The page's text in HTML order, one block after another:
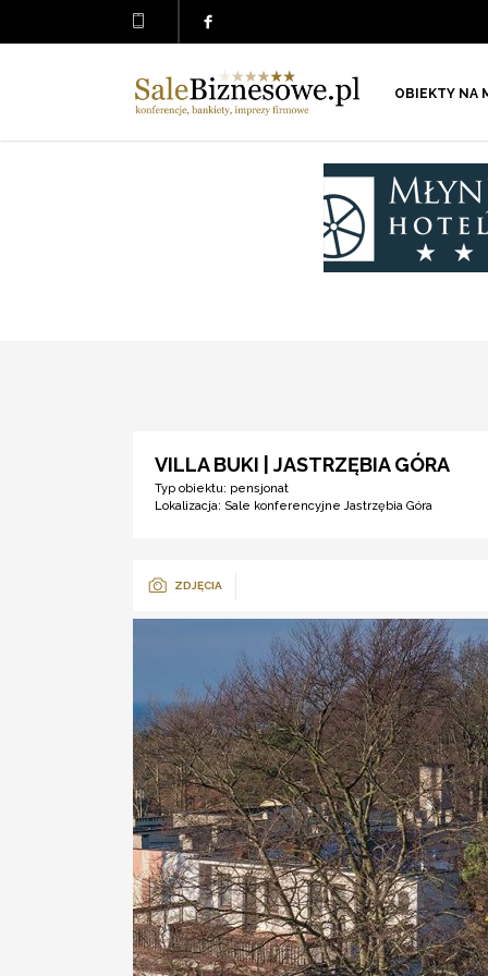
OBIEKTY NA
VILLA BUKI | JASTRZĘBIA GÓRA
Typ obiektu: pensjonat
Lokalizacja: Sale konferencyjne Jastrzębia Góra
ZDJĘCIA